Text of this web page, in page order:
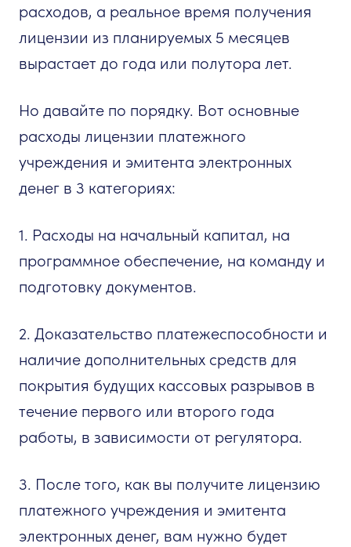
расходов, а реальное время получения
лицензии из планируемых 5 месяцев
вырастает до года или полутора лет.
Но давайте по порядку. Вот основные
расходы лицензии платежного
учреждения и эмитента электронных
денег в 3 категориях:
1. Расходы на начальный капитал, на
программное обеспечение, на команду и
подготовку документов.
2. Доказательство платежеспособности и
наличие дополнительных средств для
покрытия будущих кассовых разрывов в
течение первого или второго года
работы, в зависимости от регулятора.
3. После того, как вы получите лицензию
платежного учреждения и эмитента
электронных денег, вам нужно будет